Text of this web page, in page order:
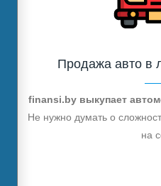
Продажа авто в
finansi.by выкупает
Не нужно думать о
на